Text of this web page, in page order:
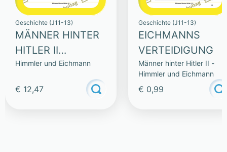
Geschichte (J11-13)
MÄNNER HINTER
HITLER II
(SAMMLUNG)
Himmler und Eichmann
€ 12,47
Geschichte (J11-13)
EICHMANNS
VERTEIDIGUNG
Männer hinter Hitler II -
Himmler und Eichmann
€ 0,99